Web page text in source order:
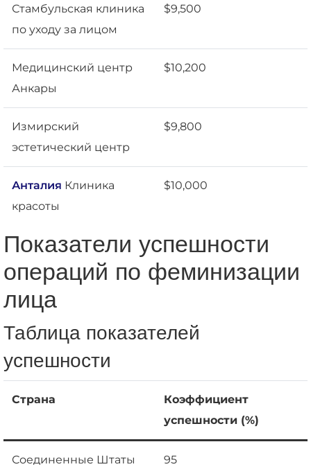
Стамбульская клиника
по уходу за лицом
$9,500
Медицинский центр
Анкары
$10,200
Измирский
эстетический центр
$9,800
Анталия Клиника
красоты
$10,000
Показатели успешности
операций по феминизации
лица
Таблица показателей
успешности
Страна
Коэффициент
успешности (%)
Соединенные Штаты 95